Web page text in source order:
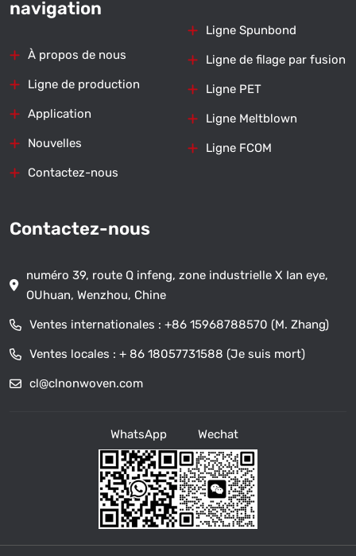
navigation
À propos de nous
Ligne de production
Application
Nouvelles
Contactez-nous
Ligne Spunbond
Ligne de filage par fusion
Ligne PET
Ligne Meltblown
Ligne FCOM
Contactez-nous
numéro 39, route Q infeng, zone industrielle X Ian eye,
OUhuan, Wenzhou, Chine
Ventes internationales : +86 15968788570 (M. Zhang)
Ventes locales : + 86 18057731588 (Je suis mort)
cl@clnonwoven.com
WhatsApp Wechat